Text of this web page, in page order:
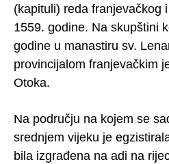
(kapituli) reda franjevačkog
1559. godine. Na skupštini
godine u manastiru sv.
provincijalom franjevačkim
Otoka.
Na području na kojem se
srednjem vijeku je
bila izgrađena na adi na